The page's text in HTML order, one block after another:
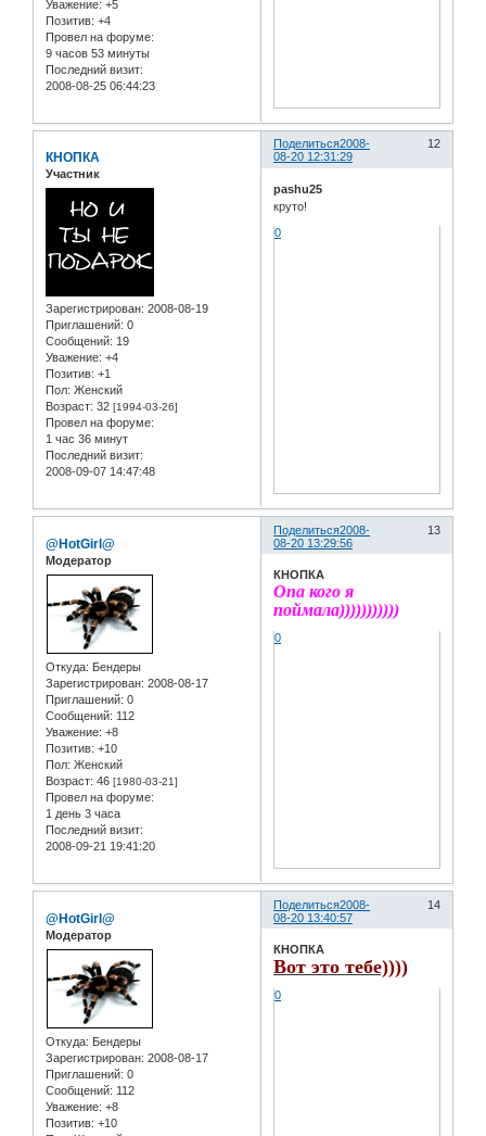
Уважение: +5
Позитив: +4
Провел на форуме:
9 часов 53 минуты
Последний визит:
2008-08-25 06:44:23
Поделиться 12
2008-
08-20 12:31:29
КНОПКА
Участник
Зарегистрирован: 2008-08-19
Приглашений: 0
Сообщений: 19
Уважение: +4
Позитив: +1
Пол: Женский
Возраст: 32 [1994-03-26]
Провел на форуме:
1 час 36 минут
Последний визит:
2008-09-07 14:47:48
pashu25
круто!
0
Поделиться 13
2008-
08-20 13:29:56
@HotGirl@
Модератор
Откуда: Бендеры
Зарегистрирован: 2008-08-17
Приглашений: 0
Сообщений: 112
Уважение: +8
Позитив: +10
Пол: Женский
Возраст: 46 [1980-03-21]
Провел на форуме:
1 день 3 часа
Последний визит:
2008-09-21 19:41:20
КНОПКА
Опа кого я
поймала)))))))))))
0
Поделиться 14
2008-
08-20 13:40:57
@HotGirl@
Модератор
Откуда: Бендеры
Зарегистрирован: 2008-08-17
Приглашений: 0
Сообщений: 112
Уважение: +8
Позитив: +10
КНОПКА
Вот это тебе))))
0